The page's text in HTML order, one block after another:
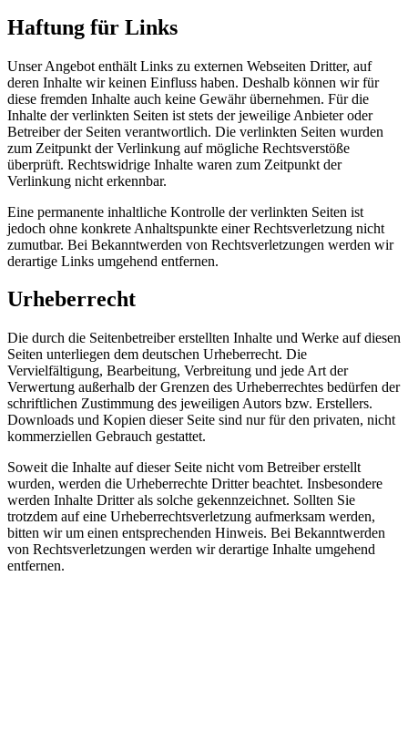
Haftung für Links
Unser Angebot enthält Links zu externen Webseiten Dritter, auf
deren Inhalte wir keinen Einfluss haben. Deshalb können wir für
diese fremden Inhalte auch keine Gewähr übernehmen. Für die
Inhalte der verlinkten Seiten ist stets der jeweilige Anbieter oder
Betreiber der Seiten verantwortlich. Die verlinkten Seiten wurden
zum Zeitpunkt der Verlinkung auf mögliche Rechtsverstöße
überprüft. Rechtswidrige Inhalte waren zum Zeitpunkt der
Verlinkung nicht erkennbar.
Eine permanente inhaltliche Kontrolle der verlinkten Seiten ist
jedoch ohne konkrete Anhaltspunkte einer Rechtsverletzung nicht
zumutbar. Bei Bekanntwerden von Rechtsverletzungen werden wir
derartige Links umgehend entfernen.
Urheberrecht
Die durch die Seitenbetreiber erstellten Inhalte und Werke auf diesen
Seiten unterliegen dem deutschen Urheberrecht. Die
Vervielfältigung, Bearbeitung, Verbreitung und jede Art der
Verwertung außerhalb der Grenzen des Urheberrechtes bedürfen der
schriftlichen Zustimmung des jeweiligen Autors bzw. Erstellers.
Downloads und Kopien dieser Seite sind nur für den privaten, nicht
kommerziellen Gebrauch gestattet.
Soweit die Inhalte auf dieser Seite nicht vom Betreiber erstellt
wurden, werden die Urheberrechte Dritter beachtet. Insbesondere
werden Inhalte Dritter als solche gekennzeichnet. Sollten Sie
trotzdem auf eine Urheberrechtsverletzung aufmerksam werden,
bitten wir um einen entsprechenden Hinweis. Bei Bekanntwerden
von Rechtsverletzungen werden wir derartige Inhalte umgehend
entfernen.